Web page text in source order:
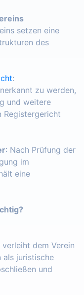
setzen eine
des
:
zu werden,
und weitere
Registergericht
: Nach Prüfung der
im
eine
dem Verein
als juristische
und